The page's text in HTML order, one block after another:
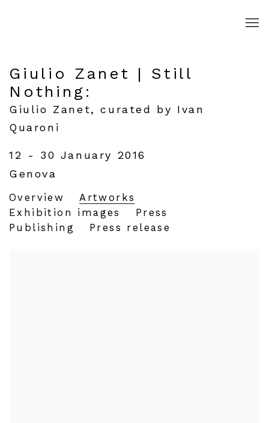
Giulio Zanet | Still
Nothing :
Giulio Zanet, curated by Ivan
Quaroni
12 - 30 January 2016
Genova
Overview
Artworks
Exhibition images
Press
Publishing
Press release